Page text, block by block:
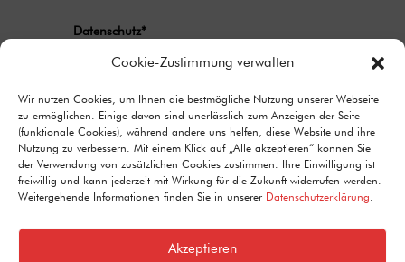
Cookie-Zustimmung verwalten
Wir nutzen Cookies, um Ihnen die bestmögliche Nutzung unserer Webseite
zu ermöglichen. Einige davon sind unerlässlich zum Anzeigen der Seite
(funktionale Cookies), während andere uns helfen, diese Website und ihre
Nutzung zu verbessern. Mit einem Klick auf „Alle akzeptieren“ können Sie
der Verwendung von zusätzlichen Cookies zustimmen. Ihre Einwilligung ist
freiwillig und kann jederzeit mit Wirkung für die Zukunft widerrufen werden.
Weitergehende Informationen finden Sie in unserer Datenschutzerklärung.
Akzeptieren
Datenschutz*
Ich stimme zu, dass meine Angaben aus
meiner Anfrage erhoben und verarbeitet
werden. Detaillierte Informationen zum
Umgang mit Nutzerdaten finden Sie in unserer
Datenschutzerklärung.
1 + 5= Senden
Alternative: